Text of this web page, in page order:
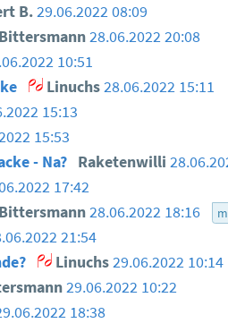
B.29.06.2022 08:09
28.06.2022 20:08
10:51
Linuchs28.06.2022 15:11
15:13
15:53
- Na? Raketenwilli
17:42
28.06.2022 18:16
21:54
Linuchs29.06.2022 10:14
29.06.2022 10:22
18:38